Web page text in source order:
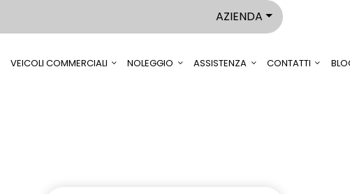
AZIENDA
VEICOLI COMMERCIALI NOLEGGIO ASSISTENZA CONTATTI